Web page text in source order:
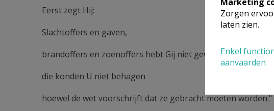
Eerst zegt Hij:
Slachtoffers en gaven,
brandoffers en zoenoffers hebt Gij niet gewild;
die konden U niet behagen
hoewel de wet voorschrijft dat ze gebracht moeten worden."
Zorgen
laten zien.
Enkel
aanvaarden